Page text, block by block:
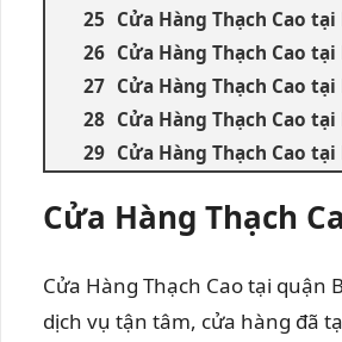
Cửa Hàng Thạch Cao
Cửa Hàng Thạch Cao
Cửa Hàng Thạch Cao
Cửa Hàng Thạch Cao
Cửa Hàng Thạch Cao
Cửa Hàng Thạch
Cửa Hàng Thạch Cao tại
dịch vụ tận tâm, cửa hàng đã